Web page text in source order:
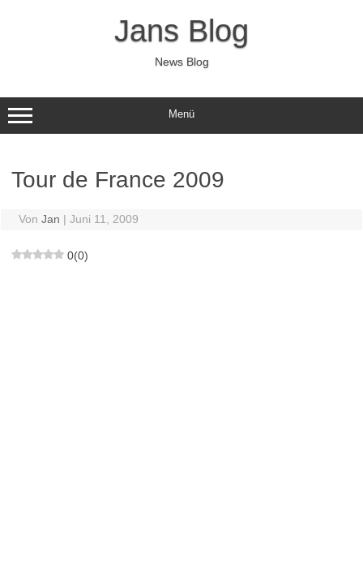
Jans Blog
News Blog
Menü
Tour de France 2009
Von Jan | Juni 11, 2009
0(0)